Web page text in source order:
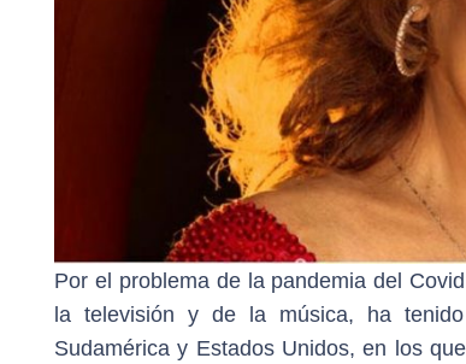
Por el problema de la pandemia del
la televisión y de la música, ha
Sudamérica y Estados Unidos, en los